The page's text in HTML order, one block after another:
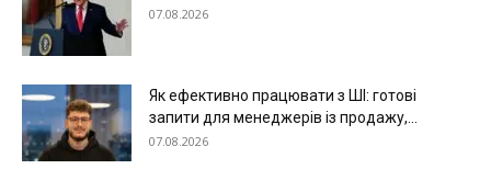
07.08.2026
Як ефективно працювати з ШІ: готові
запити для менеджерів із продажу,...
07.08.2026